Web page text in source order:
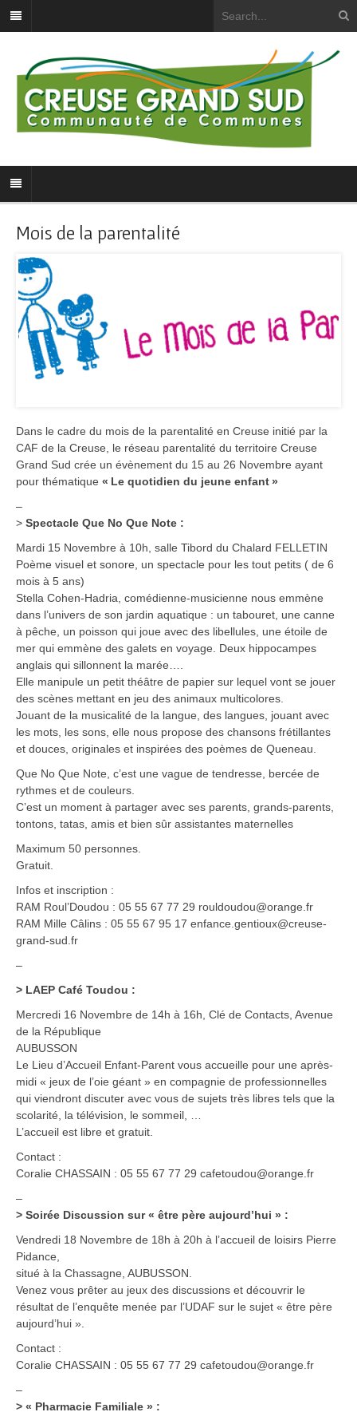
Mois de la parentalité
Dans le cadre du mois de la parentalité en Creuse initié par la
CAF de la Creuse, le réseau parentalité du territoire Creuse
Grand Sud crée un évènement du 15 au 26 Novembre ayant
pour thématique « Le quotidien du jeune enfant »
–
> Spectacle Que No Que Note :
Mardi 15 Novembre à 10h, salle Tibord du Chalard FELLETIN
Poème visuel et sonore, un spectacle pour les tout petits ( de 6
mois à 5 ans)
Stella Cohen-Hadria, comédienne-musicienne nous emmène
dans l’univers de son jardin aquatique : un tabouret, une canne
à pêche, un poisson qui joue avec des libellules, une étoile de
mer qui emmène des galets en voyage. Deux hippocampes
anglais qui sillonnent la marée….
Elle manipule un petit théâtre de papier sur lequel vont se jouer
des scènes mettant en jeu des animaux multicolores.
Jouant de la musicalité de la langue, des langues, jouant avec
les mots, les sons, elle nous propose des chansons frétillantes
et douces, originales et inspirées des poèmes de Queneau.
Que No Que Note, c’est une vague de tendresse, bercée de
rythmes et de couleurs.
C’est un moment à partager avec ses parents, grands-parents,
tontons, tatas, amis et bien sûr assistantes maternelles
Maximum 50 personnes.
Gratuit.
Infos et inscription :
RAM Roul’Doudou : 05 55 67 77 29 rouldoudou@orange.fr
RAM Mille Câlins : 05 55 67 95 17 enfance.gentioux@creuse-
grand-sud.fr
–
> LAEP Café Toudou :
Mercredi 16 Novembre de 14h à 16h, Clé de Contacts, Avenue
de la République
AUBUSSON
Le Lieu d’Accueil Enfant-Parent vous accueille pour une après-
midi « jeux de l’oie géant » en compagnie de professionnelles
qui viendront discuter avec vous de sujets très libres tels que la
scolarité, la télévision, le sommeil, …
L’accueil est libre et gratuit.
Contact :
Coralie CHASSAIN : 05 55 67 77 29 cafetoudou@orange.fr
–
> Soirée Discussion sur « être père aujourd’hui » :
Vendredi 18 Novembre de 18h à 20h à l’accueil de loisirs Pierre
Pidance,
situé à la Chassagne, AUBUSSON.
Venez vous prêter au jeux des discussions et découvrir le
résultat de l’enquête menée par l’UDAF sur le sujet « être père
aujourd’hui ».
Contact :
Coralie CHASSAIN : 05 55 67 77 29 cafetoudou@orange.fr
–
> « Pharmacie Familiale » :